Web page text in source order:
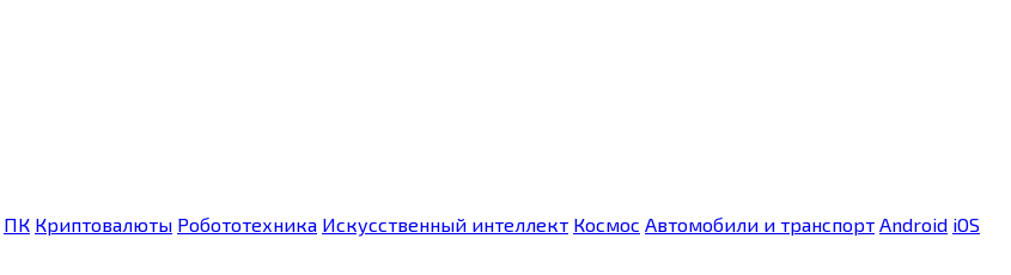
ПК Криптовалюты Робототехника Искусственный интеллект Космос Автомобили и транспорт Android iOS